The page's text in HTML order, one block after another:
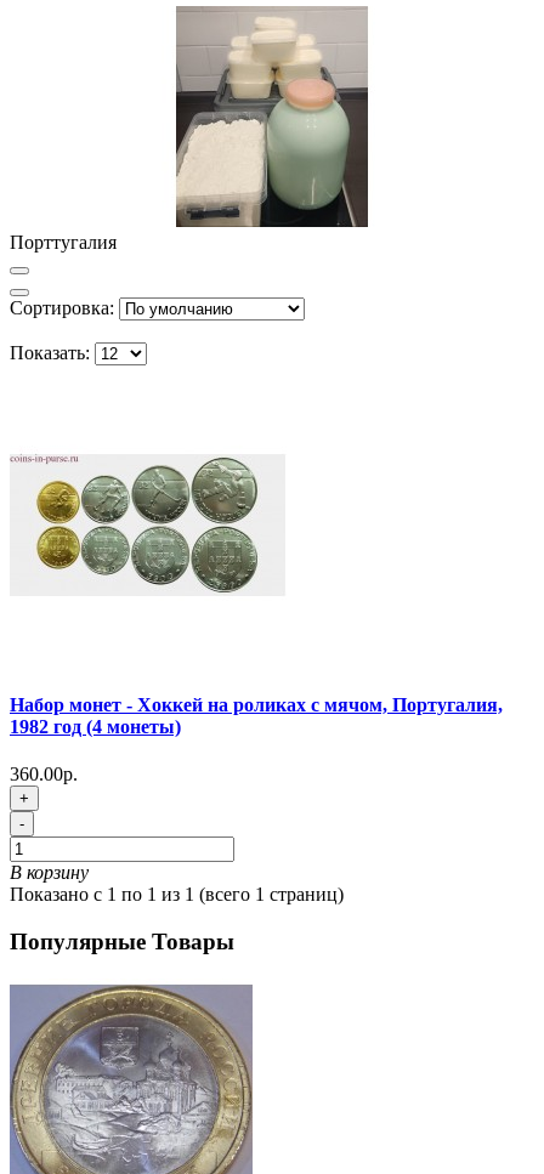
Порттугалия
Сортировка:
Показать:
Набор монет - Хоккей на роликах с мячом, Португалия,
1982 год (4 монеты)
360.00р.
+
-
В корзину
Показано с 1 по 1 из 1 (всего 1 страниц)
Популярные Товары